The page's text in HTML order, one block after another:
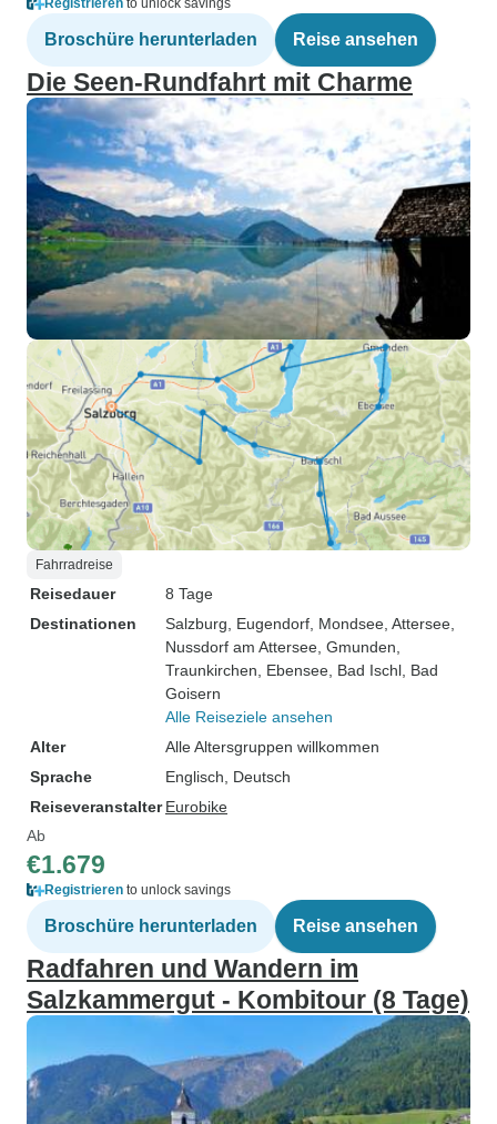
Registrieren to unlock savings
Broschüre herunterladen Reise ansehen
Die Seen-Rundfahrt mit Charme
Fahrradreise
Reisedauer
8 Tage
Destinationen
Salzburg , Eugendorf , Mondsee , Attersee
Nussdorf am Attersee , Gmunden
Traunkirchen , Ebensee , Bad Ischl , Bad
Goisern
Alle Reiseziele ansehen
Alter
Alle Altersgruppen willkommen
Sprache
Englisch, Deutsch
Reiseveranstalter Eurobike
Ab
€1.679
Registrieren to unlock savings
Broschüre herunterladen Reise ansehen
Radfahren und Wandern im
Salzkammergut - Kombitour (8 Tage)